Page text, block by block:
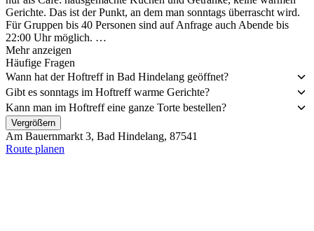
Gerichte. Das ist der Punkt, an dem man sonntags überrascht wird.
Für Gruppen bis 40 Personen sind auf Anfrage auch Abende bis
22:00 Uhr möglich. …
Mehr anzeigen
Häufige Fragen
Wann hat der Hoftreff in Bad Hindelang geöffnet?
Gibt es sonntags im Hoftreff warme Gerichte?
Kann man im Hoftreff eine ganze Torte bestellen?
Vergrößern
Am Bauernmarkt 3, Bad Hindelang, 87541
Route planen